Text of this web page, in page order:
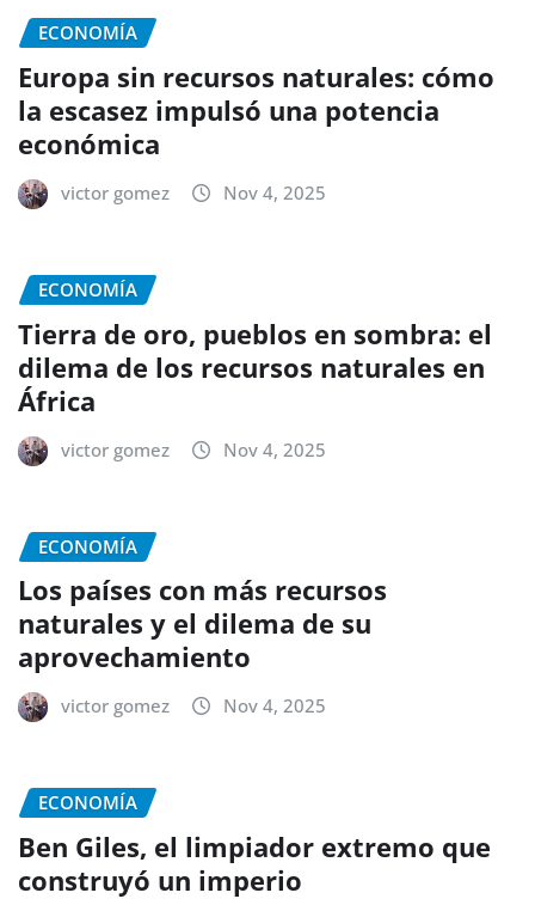
ECONOMÍA
Europa sin recursos naturales: cómo
la escasez impulsó una potencia
económica
victor gomez Nov 4, 2025
ECONOMÍA
Tierra de oro, pueblos en sombra: el
dilema de los recursos naturales en
África
victor gomez Nov 4, 2025
ECONOMÍA
Los países con más recursos
naturales y el dilema de su
aprovechamiento
victor gomez Nov 4, 2025
ECONOMÍA
Ben Giles, el limpiador extremo que
construyó un imperio